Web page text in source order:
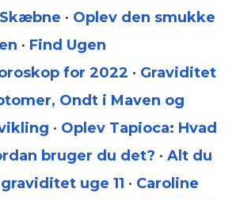
• Oplev den smukke
• Find Ugen
for 2022 • Graviditet
Ondt i Maven og
• Oplev Tapioca: Hvad
bruger du det? • Alt du
uge 11 • Caroline